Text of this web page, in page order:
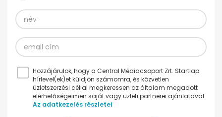
Hozzájárulok, hogy a Central Médiacsoport Zrt. Startlap
hírlevel(ek)et küldjön számomra, és közvetlen
üzletszerzési céllal megkeressen az általam megadott
elérhetőségeimen saját vagy üzleti partnerei ajánlatával.
Az adatkezelés részletei